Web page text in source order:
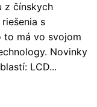
z čínskych
s
to má vo svojom
Novinky
LCD...